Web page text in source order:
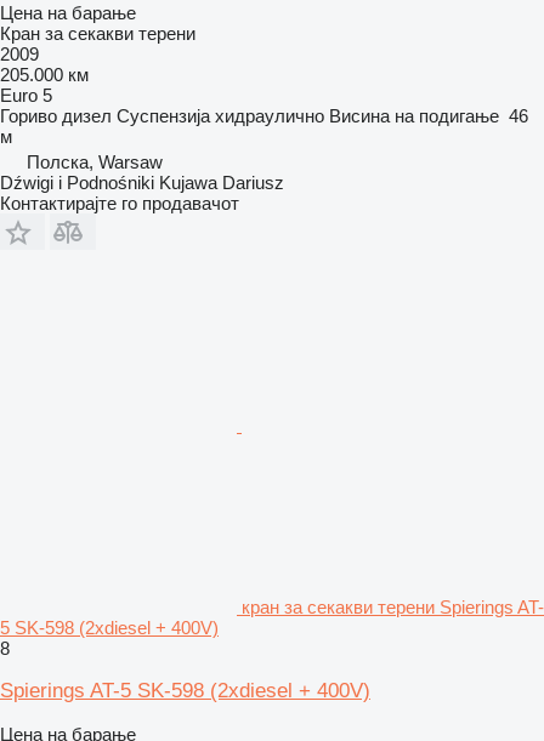
Цена на барање
Кран за секакви терени
2009
205.000 км
Euro 5
Гориво дизел Суспензија хидраулично Висина на подигање 46
м
Полска, Warsaw
Dźwigi i Podnośniki Kujawa Dariusz
Контактирајте го продавачот
кран за секакви терени Spierings AT-
5 SK-598 (2xdiesel + 400V)
8
Spierings AT-5 SK-598 (2xdiesel + 400V)
Цена на барање